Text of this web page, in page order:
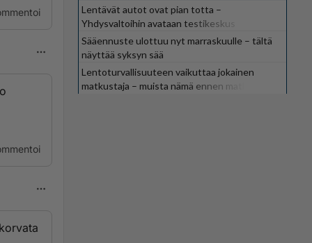
Lentävät autot ovat pian totta –
Yhdysvaltoihin avataan testikeskus
Sääennuste ulottuu nyt marraskuulle – tältä
näyttää syksyn sää
Lentoturvallisuuteen vaikuttaa jokainen
matkustaja – muista nämä ennen matkaa